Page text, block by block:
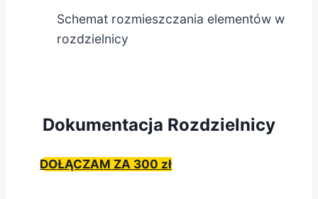
Schemat rozmieszczania elementów w
rozdzielnicy
Dokumentacja Rozdzielnicy
DOŁĄCZAM ZA 300 zł